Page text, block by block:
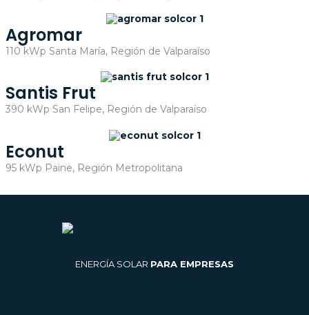
Agromar
110 kWp Santa María, Región de Valparaíso
Santis Frut
390 kWp San Felipe, Región de Valparaíso
Econut
95 kWp Paine, Región Metropolitana
ENERGÍA SOLAR PARA EMPRESAS